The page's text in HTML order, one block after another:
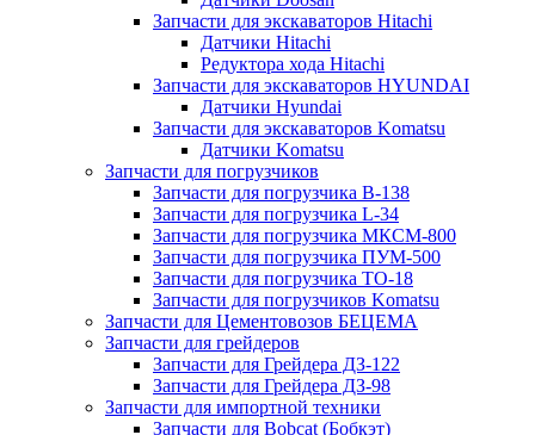
Запчасти для экскаваторов Hitachi
Датчики Hitachi
Редуктора хода Hitachi
Запчасти для экскаваторов HYUNDAI
Датчики Hyundai
Запчасти для экскаваторов Komatsu
Датчики Komatsu
Запчасти для погрузчиков
Запчасти для погрузчика B-138
Запчасти для погрузчика L-34
Запчасти для погрузчика МКСМ-800
Запчасти для погрузчика ПУМ-500
Запчасти для погрузчика ТО-18
Запчасти для погрузчиков Komatsu
Запчасти для Цементовозов БЕЦЕМА
Запчасти для грейдеров
Запчасти для Грейдера ДЗ-122
Запчасти для Грейдера ДЗ-98
Запчасти для импортной техники
Запчасти для Bobcat (Бобкэт)